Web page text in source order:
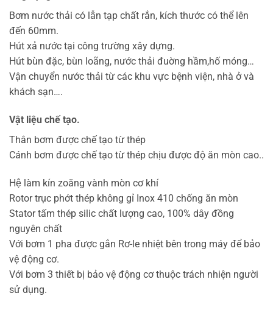
Bơm nước thải có lẫn tạp chất rắn, kích thước có thể lên
đến 60mm.
Hút xả nước tại công trường xây dựng.
Hút bùn đặc, bùn loãng, nước thải đuờng hầm,hố móng…
Vận chuyển nước thải từ các khu vực bệnh viện, nhà ở và
khách sạn….
Vật liệu chế tạo.
Thân bơm được chế tạo từ thép
Cánh bơm được chế tạo từ thép chịu được độ ăn mòn cao..
Hệ làm kín zoăng vành mòn cơ khí
Rotor trục phớt thép không gỉ Inox 410 chống ăn mòn
Stator tấm thép silic chất lượng cao, 100% dây đồng
nguyên chất
Với bơm 1 pha được gắn Rơ-le nhiệt bên trong máy để bảo
vệ động cơ.
Với bơm 3 thiết bị bảo vệ động cơ thuộc trách nhiện người
sử dụng.